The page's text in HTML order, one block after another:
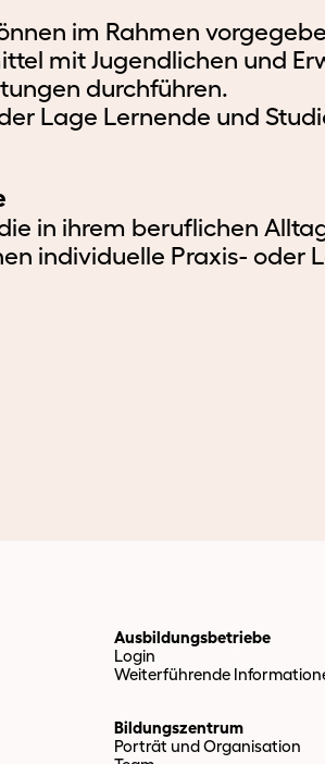
im Rahmen
mit Jugendlichen und
durchführen.
Lage Lernende und
in ihrem beruflichen
individuelle Praxis- oder
Ausbildungsbetriebe
Login
Weiterführende
Bildungszentrum
Porträt und Organisation